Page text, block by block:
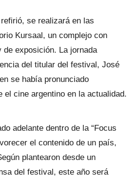
se realizará en las
Kursaal, un complejo con
exposición. La jornada
del titular del festival, José
se había pronunciado
el cine argentino en la actualidad.
adelante dentro de la “Focus
el contenido de un país,
plantearon desde un
del festival, este año será